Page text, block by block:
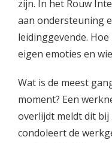
zijn. In het Rouw
aan ondersteuning
leidinggevende.
eigen emoties en
Wat is de meest
moment? Een
overlijdt meldt dit bij
condoleert de